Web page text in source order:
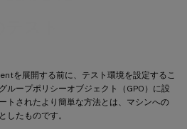
を展開する前に、テスト環境を設定するこ
ループポリシーオブジェクト（GPO）に設
トされたより簡単な方法とは、マシンへの
したものです。